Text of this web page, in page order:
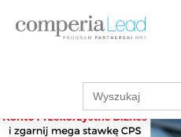
Strefa
Zarabiaj w
Search
for: